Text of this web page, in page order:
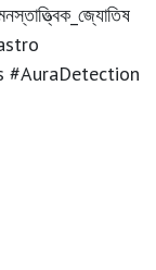
#AuraDetection